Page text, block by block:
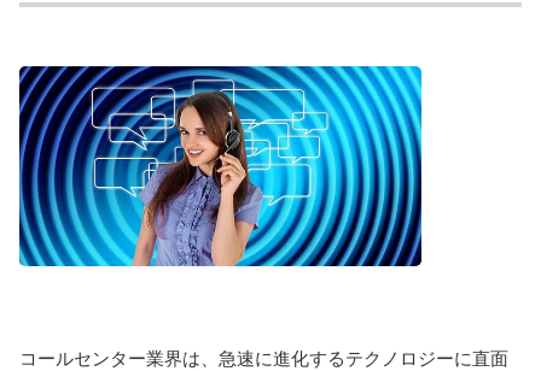
コールセンター業界は、急速に進化するテクノロジーに直面